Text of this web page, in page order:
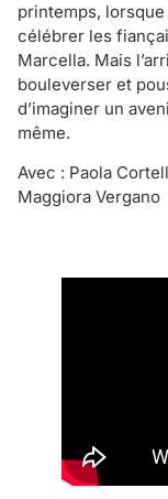
printemps,
célébrer les
Marcella. Mais
bouleverser et
d’imaginer un
même.
Avec : Paola
Maggiora Vergano